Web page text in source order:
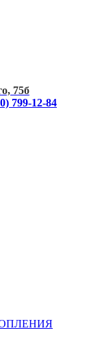
75б
799-12-84